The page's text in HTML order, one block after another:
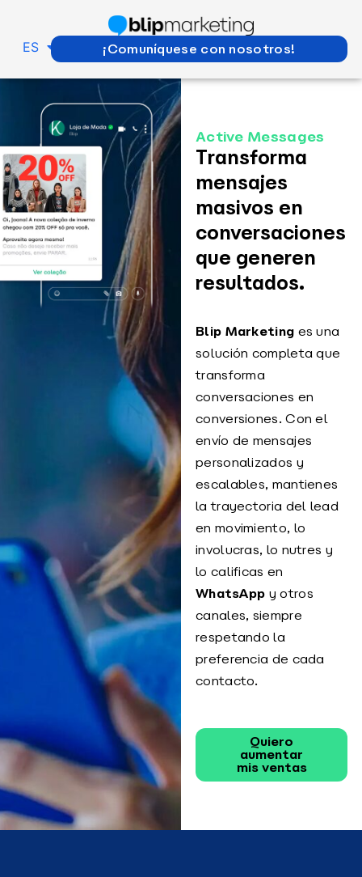
ES
EN
¡Comuníquese con nosotros!
Active Messages
Transforma
mensajes
masivos en
conversaciones
que generen
resultados.
Blip Marketing es una
solución completa que
transforma
conversaciones en
conversiones. Con el
envío de mensajes
personalizados y
escalables, mantienes
la trayectoria del lead
en movimiento, lo
involucras, lo nutres y
lo calificas en
WhatsApp y otros
canales, siempre
respetando la
preferencia de cada
contacto.
Quiero
aumentar
mis ventas